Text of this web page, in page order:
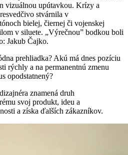
vizuálnou upútavkou. Krízy a
stvárnila v
bielej, čiernej či vojenskej
v siluete. „Výrečnou” bodkou boli
Jakub Čajko.
prehliadka? Akú má dnes pozíciu
rýchly a na permanentnú zmenu
opodstatnený?
znamená druh
svoj produkt, ideu a
a získa ďalších zákazníkov.